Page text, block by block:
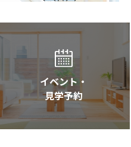
イベント・
見学予約